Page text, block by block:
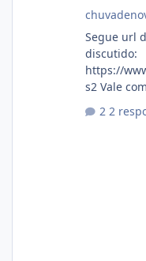
Segue url
discutido:
https://
s2 Vale
2